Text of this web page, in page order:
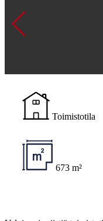
Toimistotila
673 m²